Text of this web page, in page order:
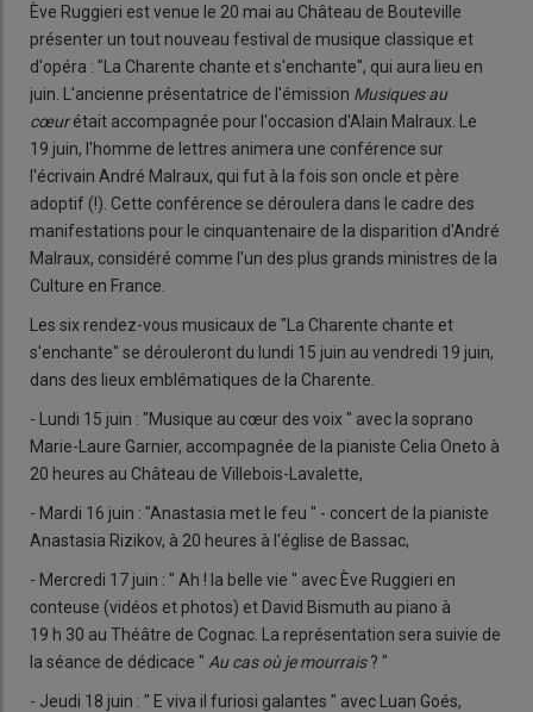
Ève Ruggieri est venue le 20 mai au Château de Bouteville
présenter un tout nouveau festival de musique classique et
d'opéra : "La Charente chante et s'enchante", qui aura lieu en
juin. L'ancienne présentatrice de l'émission Musiques au
cœurétait accompagnée pour l'occasion d'Alain Malraux. Le
19 juin, l'homme de lettres animera une conférence sur
l'écrivain André Malraux, qui fut à la fois son oncle et père
adoptif (!). Cette conférence se déroulera dans le cadre des
manifestations pour le cinquantenaire de la disparition d'André
Malraux, considéré comme l'un des plus grands ministres de la
Culture en France.
Les six rendez-vous musicaux de "La Charente chante et
s'enchante" se dérouleront du lundi 15 juin au vendredi 19 juin,
dans des lieux emblématiques de la Charente.
- Lundi 15 juin : "Musique au cœur des voix " avec la soprano
Marie-Laure Garnier, accompagnée de la pianiste Celia Oneto à
20 heures au Château de Villebois-Lavalette,
- Mardi 16 juin : "Anastasia met le feu " - concert de la pianiste
Anastasia Rizikov, à 20 heures à l'église de Bassac,
- Mercredi 17 juin : " Ah ! la belle vie " avec Ève Ruggieri en
conteuse (vidéos et photos) et David Bismuth au piano à
19 h 30 au Théâtre de Cognac. La représentation sera suivie de
la séance de dédicace " Au cas où je mourrais? "
- Jeudi 18 juin : " E viva il furiosi galantes " avec Luan Goés,